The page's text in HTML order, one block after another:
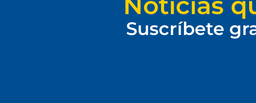
Suscríbete